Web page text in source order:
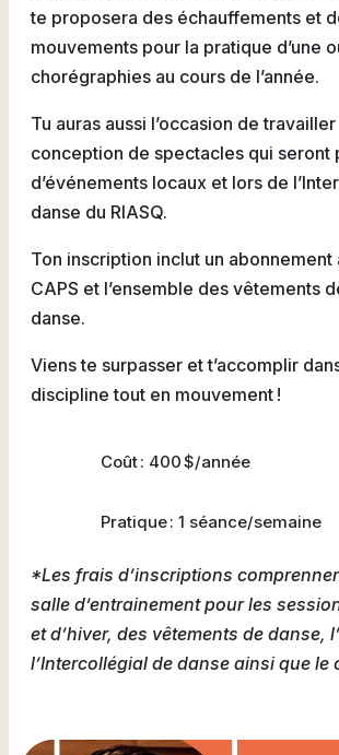
Natation
Badminton
Football
te proposera des échauffements et
mouvements pour la pratique d’une
chorégraphies au cours de l’année.
Tu auras aussi l’occasion de travailler
conception de spectacles qui seront
d’événements locaux et lors de
danse du RIASQ.
Ton inscription inclut un abonnement
CAPS et l’ensemble des vêtements
danse.
Viens te surpasser et t’accomplir
discipline tout en mouvement !
Coût : 400 $/année
Pratique : 1 séance/semaine
*Les frais d’inscriptions
salle d’entrainement pour les
et d’hiver, des vêtements de danse,
l’Intercollégial de danse ainsi que le